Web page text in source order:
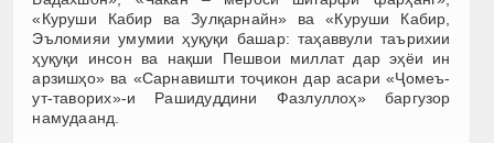
«Куруши Кабир ва Зулқарнайн» ва «Куруши Кабир,
Эъломияи умумии ҳуқуқи башар: таҳаввули таърихии
ҳуқуқи инсон ва нақши Пешвои миллат дар эҳёи ин
арзишҳо» ва «Сарнавишти тоҷикон дар асари «Ҷомеъ-
ут-таворих»-и Рашидуддини Фазлуллоҳ» баргузор
намудаанд.